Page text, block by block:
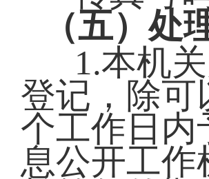
（五）处
1.本机
登记，除可
个工作日内
息公开工